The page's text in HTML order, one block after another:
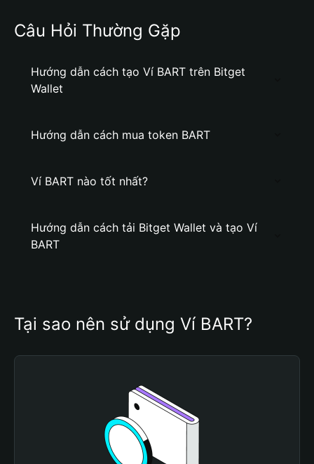
Câu Hỏi Thường Gặp
Hướng dẫn cách tạo Ví BART trên Bitget
Wallet
Hướng dẫn cách mua token BART
Ví BART nào tốt nhất?
Hướng dẫn cách tải Bitget Wallet và tạo Ví
BART
Tại sao nên sử dụng Ví BART?